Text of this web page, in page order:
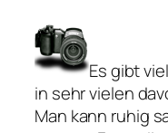
Es gibt
in sehr vielen
Man kann ruhig